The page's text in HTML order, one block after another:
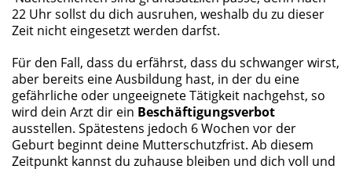
22 Uhr sollst du dich ausruhen, weshalb du zu dieser
Zeit nicht eingesetzt werden darfst.
Für den Fall, dass du erfährst, dass du schwanger wirst,
aber bereits eine Ausbildung hast, in der du eine
gefährliche oder ungeeignete Tätigkeit nachgehst, so
wird dein Arzt dir ein Beschäftigungsverbot
ausstellen. Spätestens jedoch 6 Wochen vor der
Geburt beginnt deine Mutterschutzfrist. Ab diesem
Zeitpunkt kannst du zuhause bleiben und dich voll und